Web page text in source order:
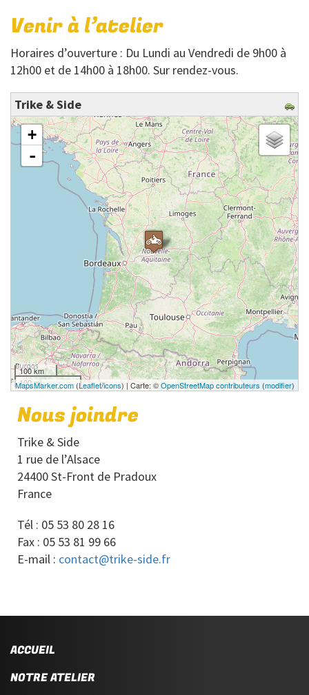
Venir à l’atelier
Horaires d’ouverture : Du Lundi au Vendredi de 9h00 à
12h00 et de 14h00 à 18h00. Sur rendez-vous.
Trike & Side
chargement de la carte – veuillez patienter…
+
-
100 km
100 mi
MapsMarker.com(Leaflet/icons) | Carte: ©OpenStreetMap contributeurs (modifier)
Nous joindre
Trike & Side
1 rue de l’Alsace
24400 St-Front de Pradoux
France
Tél : 05 53 80 28 16
Fax : 05 53 81 99 66
E-mail : contact@trike-side.fr
ACCUEIL
NOTRE ATELIER